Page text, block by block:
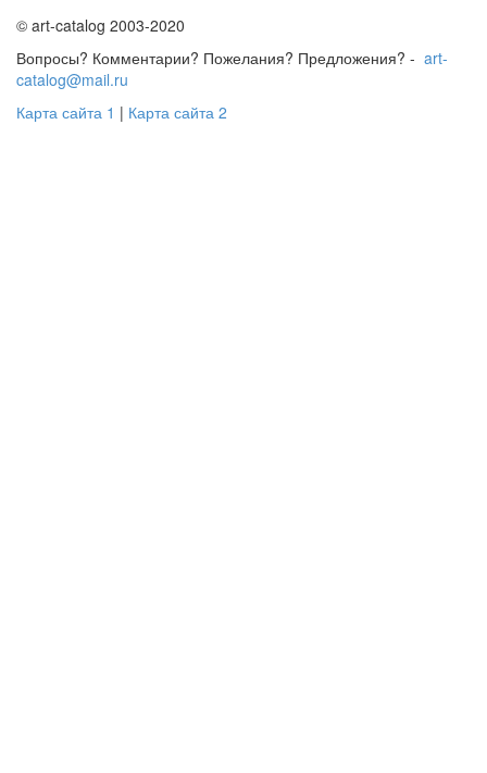
© art-catalog 2003-2020
Вопросы? Комментарии? Пожелания? Предложения? - art-
catalog@mail.ru
Карта сайта 1 | Карта сайта 2